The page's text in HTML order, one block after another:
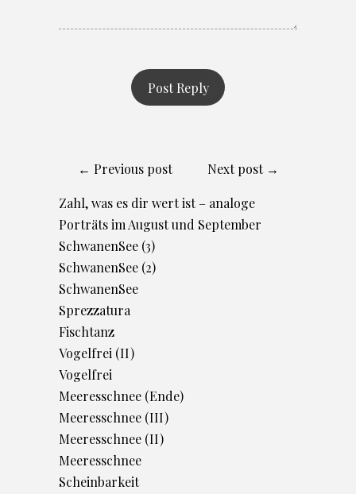
← Previous post Next post →
Zahl, was es dir wert ist – analoge
Porträts im August und September
SchwanenSee (3)
SchwanenSee (2)
SchwanenSee
Sprezzatura
Fischtanz
Vogelfrei (II)
Vogelfrei
Meeresschnee (Ende)
Meeresschnee (III)
Meeresschnee (II)
Meeresschnee
Scheinbarkeit